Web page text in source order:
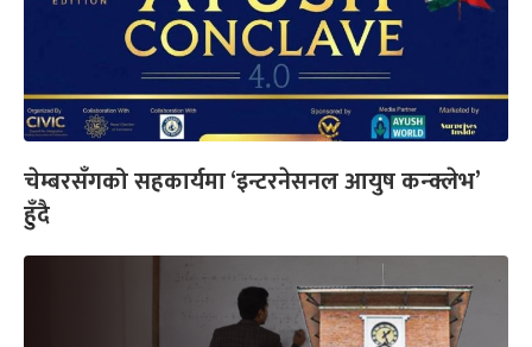
चेम्बरसँगको सहकार्यमा ‘इन्टरनेसनल आयुष कन्क्लेभ’
हुँदै